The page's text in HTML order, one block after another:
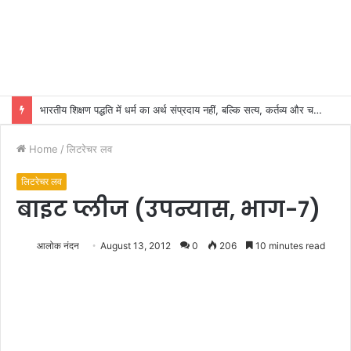
भारतीय शिक्षण पद्धति में धर्म का अर्थ संप्रदाय नहीं, बल्कि सत्य, कर्तव्य और चरित्र निर्माण है: विजय प्रकाश
Home / लिटरेचर लव
लिटरेचर लव
बाइट प्लीज (उपन्यास, भाग-7)
आलोक नंदन August 13, 2012 0 206 10 minutes read